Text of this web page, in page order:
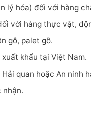
lý hóa) đối với hàng
với hàng thực vật,
gỗ, palet gỗ.
khẩu tại Việt Nam.
quan hoặc An ninh
nhận.